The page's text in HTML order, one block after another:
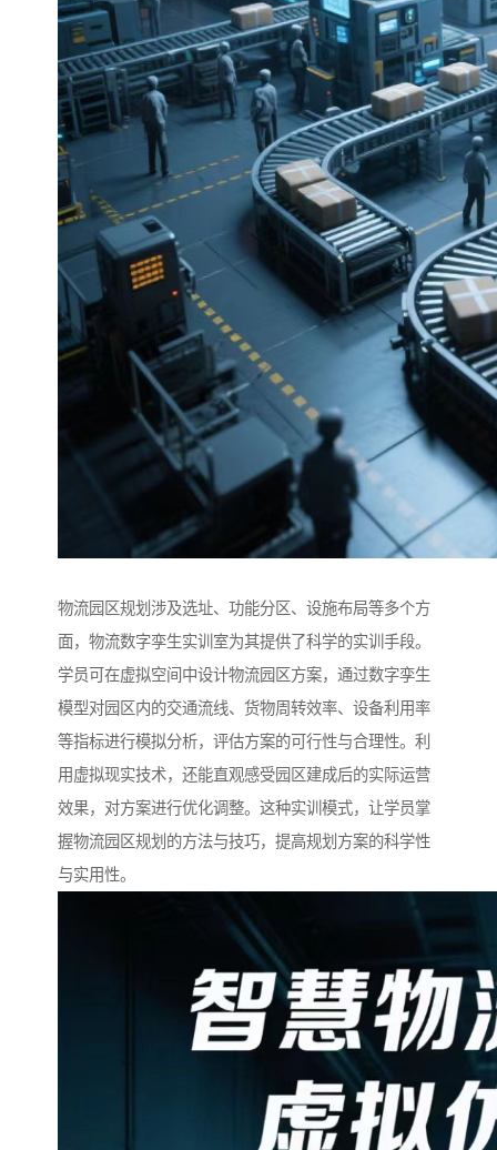
物流园区规划涉及选址、功能分区、设施布局等多个方
面，物流数字孪生实训室为其提供了科学的实训手段。
学员可在虚拟空间中设计物流园区方案，通过数字孪生
模型对园区内的交通流线、货物周转效率、设备利用率
等指标进行模拟分析，评估方案的可行性与合理性。利
用虚拟现实技术，还能直观感受园区建成后的实际运营
效果，对方案进行优化调整。这种实训模式，让学员掌
握物流园区规划的方法与技巧，提高规划方案的科学性
与实用性。